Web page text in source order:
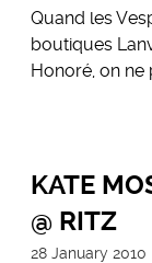
Quand les
boutiques
Honoré, on ne
KATE
@ RITZ
28 January 2010